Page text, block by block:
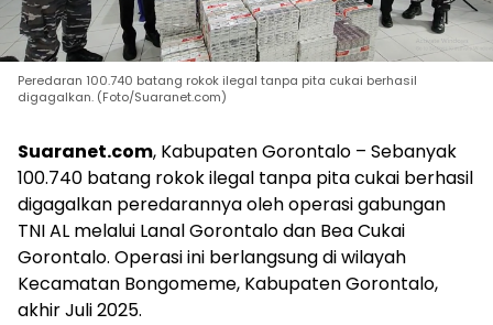
Peredaran 100.740 batang rokok ilegal tanpa pita cukai berhasil
digagalkan. (Foto/Suaranet.com)
Suaranet.com, Kabupaten Gorontalo – Sebanyak
100.740 batang rokok ilegal tanpa pita cukai berhasil
digagalkan peredarannya oleh operasi gabungan
TNI AL melalui Lanal Gorontalo dan Bea Cukai
Gorontalo. Operasi ini berlangsung di wilayah
Kecamatan Bongomeme, Kabupaten Gorontalo,
akhir Juli 2025.